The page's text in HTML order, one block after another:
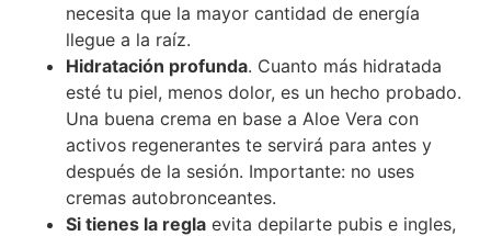
necesita que la mayor cantidad de energía
llegue a la raíz.
Hidratación profunda. Cuanto más hidratada
esté tu piel, menos dolor, es un hecho probado.
Una buena crema en base a Aloe Vera con
activos regenerantes te servirá para antes y
después de la sesión. Importante: no uses
cremas autobronceantes.
Si tienes la regla evita depilarte pubis e ingles,